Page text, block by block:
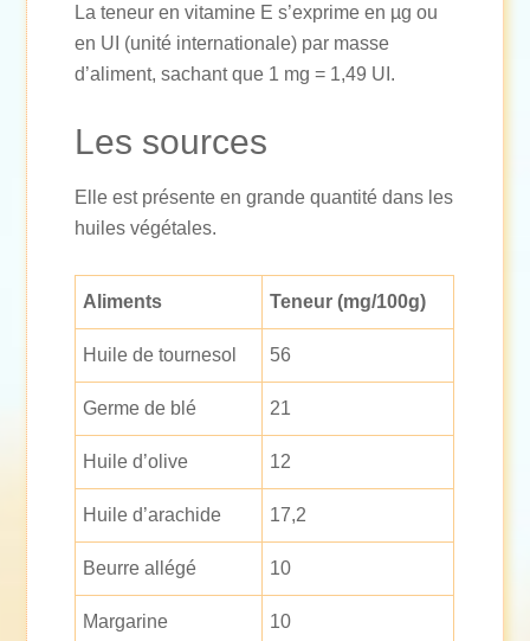
La teneur en vitamine E s’exprime en µg ou
en UI (unité internationale) par masse
d’aliment, sachant que 1 mg = 1,49 UI.
Les sources
Elle est présente en grande quantité dans les
huiles végétales.
Aliments Teneur (mg/100g)
Huile de tournesol 56
Germe de blé 21
Huile d’olive 12
Huile d’arachide 17,2
Beurre allégé 10
Margarine 10